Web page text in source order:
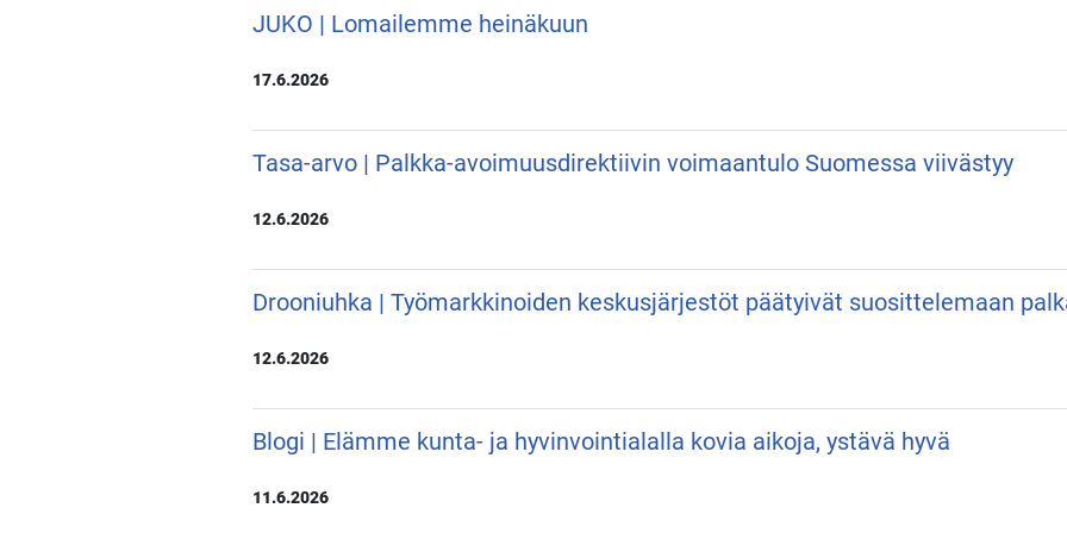
JUKO | Lomailemme heinäkuun
17.6.2026
Tasa-arvo | Palkka-avoimuusdirektiivin voimaantulo Suomessa viivästyy
12.6.2026
Drooniuhka | Työmarkkinoiden keskusjärjestöt päätyivät suosittelemaan
12.6.2026
Blogi | Elämme kunta- ja hyvinvointialalla kovia aikoja, ystävä hyvä
11.6.2026